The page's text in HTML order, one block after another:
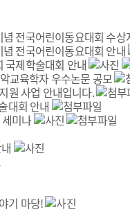
전국어린이동요대회 수상
전국어린이동요대회 안내
국제학술대회 안내
교육학자 우수논문 공모
원 사업 안내입니다.
대회 안내
미나
기 마당!